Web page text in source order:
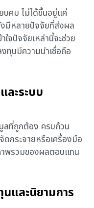
บคม ไม่ได้ขึ้นอยู่แค่
งมีหลายปัจจัยที่ส่งผล
จปัจจัยเหล่านี้จะช่วย
ทุนมีความน่าเชื่อถือ
ะระบบ
ลที่ถูกต้อง ครบถ้วน
ดกระจายหรือเครื่องมือ
าพรวมของผลตอบแทน
และนิยามการ